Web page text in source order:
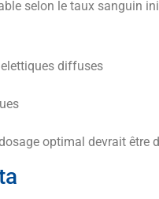
selon le taux sanguin
diffuses
optimal devrait être